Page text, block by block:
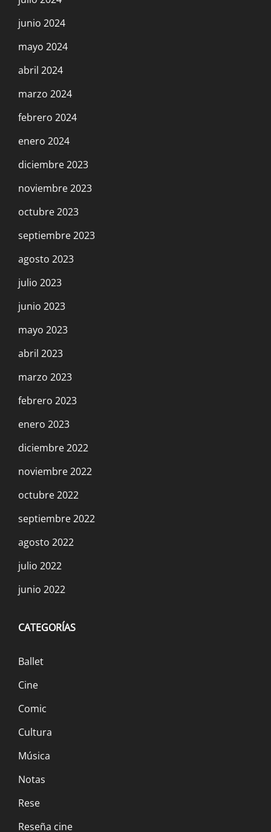
junio 2024
mayo 2024
abril 2024
marzo 2024
febrero 2024
enero 2024
diciembre 2023
noviembre 2023
octubre 2023
septiembre 2023
agosto 2023
julio 2023
junio 2023
mayo 2023
abril 2023
marzo 2023
febrero 2023
enero 2023
diciembre 2022
noviembre 2022
octubre 2022
septiembre 2022
agosto 2022
julio 2022
junio 2022
CATEGORÍAS
Ballet
Cine
Comic
Cultura
Música
Notas
Rese
Reseña cine